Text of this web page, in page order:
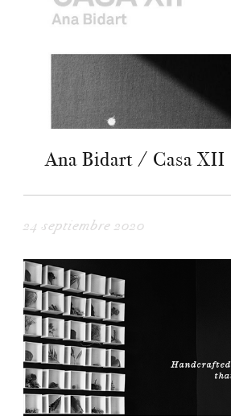
Ana Bidart / Casa XII
24 septiembre 2020